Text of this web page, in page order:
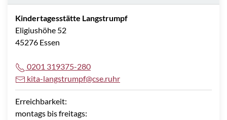
Kindertagesstätte Langstrumpf
Eligiushöhe 52
45276 Essen
0201 319375-280
kita-langstrumpf@cse.ruhr
Erreichbarkeit:
montags bis freitags: